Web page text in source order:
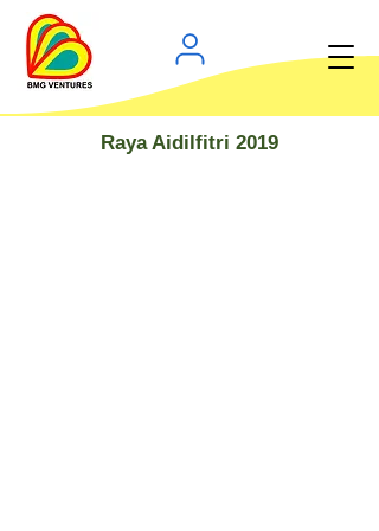
Raya Aidilfitri 2019